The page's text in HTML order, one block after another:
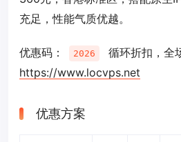
充足，性能气质优越。
优惠码： 2026
循环折扣，全
https://www.locvps.net
优惠方案